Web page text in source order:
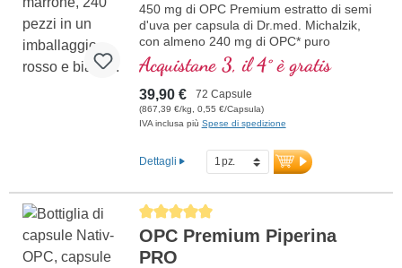
450 mg di OPC Premium estratto di semi
d'uva per capsula di Dr.med. Michalzik,
con almeno 240 mg di OPC* puro
Acquistane 3, il 4° è gratis
39,90 € 72 Capsule
(867,39 €/kg, 0,55 €/Capsula)
IVA inclusa più Spese di spedizione
Dettagli
Average rating of 5 out of 5 stars
OPC Premium Piperina
PRO